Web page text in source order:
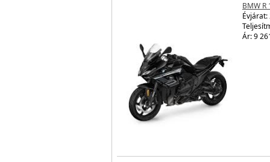
BMW R
Évjárat:
Ár: 9